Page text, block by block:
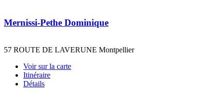
Mernissi-Pethe Dominique
57 ROUTE DE LAVERUNE Montpellier
Voir sur la carte
Itinéraire
Détails